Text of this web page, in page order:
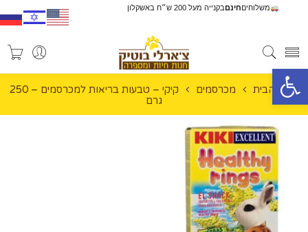
פתח סרגל נגישות
משלוחיםחינםבקנייה מעל 200 ש״ח באשקלון
עמוד הבית מכרסמים
קיקי – טבעות בריאות למכרסמים – 250
גרם